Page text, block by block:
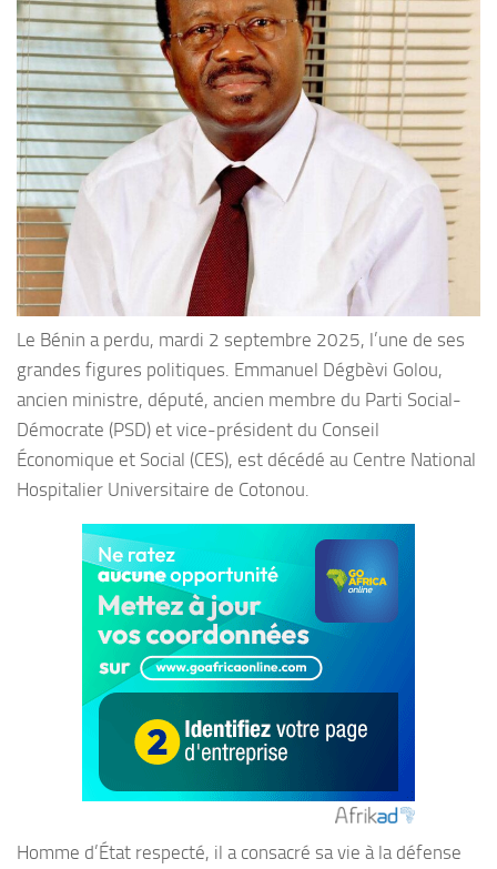
Le Bénin a perdu, mardi 2 septembre 2025, l’une de ses
grandes figures politiques. Emmanuel Dégbèvi Golou,
ancien ministre, député, ancien membre du Parti Social-
Démocrate (PSD) et vice-président du Conseil
Économique et Social (CES), est décédé au Centre National
Hospitalier Universitaire de Cotonou.
Homme d’État respecté, il a consacré sa vie à la défense